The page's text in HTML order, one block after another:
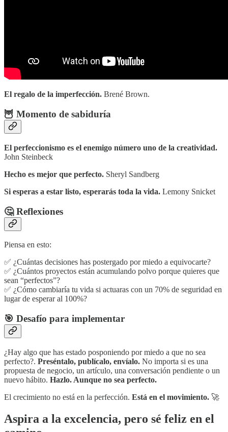
El regalo de la imperfección. Brené Brown.
🦉 Momento de sabiduría
El perfeccionismo es el enemigo número uno de la creatividad.
John Steinbeck
Hecho es mejor que perfecto. Sheryl Sandberg
Si esperas a estar listo, esperarás toda la vida. Lemony Snicket
🤔 Reflexiones
Piensa en esto:
✅ ¿Cuántas decisiones has postergado por miedo a equivocarte?
✅ ¿Cuántos proyectos están acumulando polvo porque quieres que
sean “perfectos”?
✅ ¿Cómo cambiaría tu vida si actuaras con un 70% de seguridad en
lugar de esperar al 100%?
🎯 Desafío para implementar
¿Hay algo que has estado posponiendo por miedo a que no sea
perfecto?. Preséntalo, publícalo, envíalo. No importa si es una
propuesta de negocio, un artículo, una conversación pendiente o un
nuevo hábito. Hazlo. Aunque no sea perfecto.
El crecimiento no está en la perfección. Está en el movimiento. 🚀
Aspira a la excelencia, pero sé feliz en el